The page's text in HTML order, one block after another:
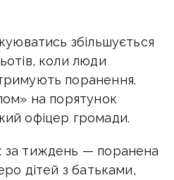
збільшується
коли люди
поранення.
на порятунок
офіцер громади.
за тиждень — поранена
дітей з батьками,